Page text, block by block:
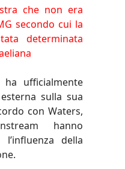
che non era
secondo cui la
determinata
ufficialmente
sulla sua
con Waters,
hanno
della